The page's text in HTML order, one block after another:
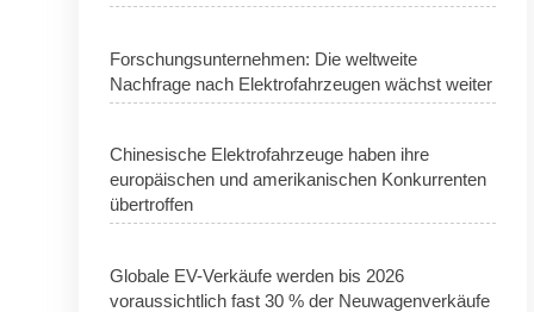
Forschungsunternehmen: Die weltweite
Nachfrage nach Elektrofahrzeugen wächst weiter
Chinesische Elektrofahrzeuge haben ihre
europäischen und amerikanischen Konkurrenten
übertroffen
Globale EV-Verkäufe werden bis 2026
voraussichtlich fast 30 % der Neuwagenverkäufe